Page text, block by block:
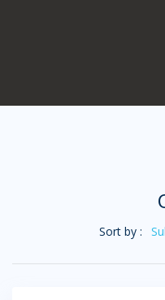
Sort by :